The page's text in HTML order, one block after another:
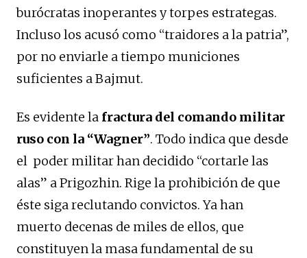
burócratas inoperantes y torpes estrategas.
Incluso los acusó como “traidores a la patria”,
por no enviarle a tiempo municiones
suficientes a Bajmut.
Es evidente la fractura del comando militar
ruso con la “Wagner”. Todo indica que desde
el poder militar han decidido “cortarle las
alas” a Prigozhin. Rige la prohibición de que
éste siga reclutando convictos. Ya han
muerto decenas de miles de ellos, que
constituyen la masa fundamental de su